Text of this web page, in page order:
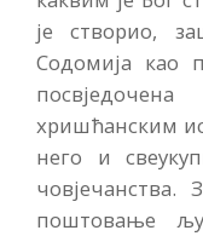
је створио,
Содомија као
хришћанским
него и
човјечанства.
поштовање